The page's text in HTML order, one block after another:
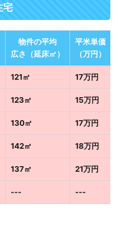
物件の平均
広さ（延床㎡）
平米単価
（万円）
121㎡ 17万円
123㎡ 15万円
130㎡ 17万円
142㎡ 18万円
137㎡ 21万円
--- ---